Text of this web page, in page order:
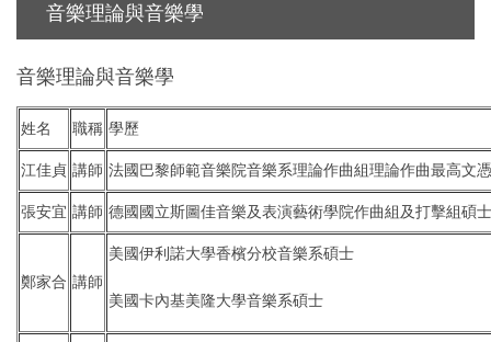
音樂理論與音樂學
音樂理論與音樂學
姓名 職稱 學歷
江佳貞 講師 法國巴黎師範音樂院音樂系理論作曲組理論作曲最高文憑
張安宜 講師 德國國立斯圖佳音樂及表演藝術學院作曲組及打擊組碩士
鄭家合 講師
美國伊利諾大學香檳分校音樂系碩士
美國卡內基美隆大學音樂系碩士